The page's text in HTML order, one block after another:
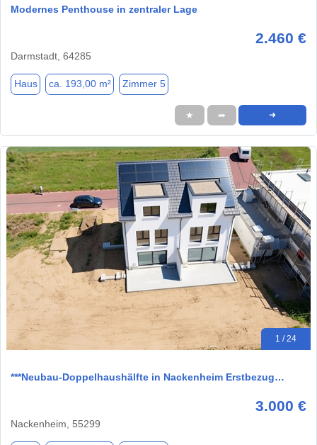
Modernes Penthouse in zentraler Lage
2.460 €
Darmstadt, 64285
Haus ca. 193,00 m² Zimmer 5
★ ➦ ➜
1 / 24
***Neubau-Doppelhaushälfte in Nackenheim Erstbezug…
3.000 €
Nackenheim, 55299